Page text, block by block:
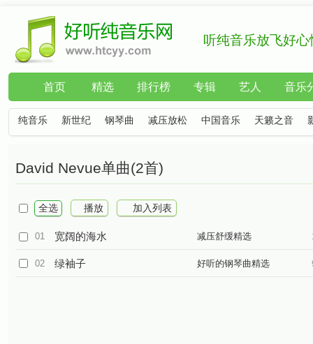
听纯音乐放飞好心
首页 精选 排行榜 专辑 艺人 音乐
纯音乐 新世纪 钢琴曲 减压放松 中国音乐 天籁之音
David Nevue单曲(2首)
全选 播放 加入列表
01 宽阔的海水 减压舒缓精选
02 绿袖子 好听的钢琴曲精选